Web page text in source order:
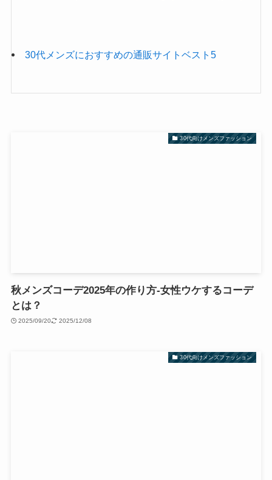
30代メンズにおすすめの通販サイトベスト5
30代向けメンズファッション
秋メンズコーデ2025年の作り方-女性ウケするコーデ
とは？
2025/09/20 2025/12/08
30代向けメンズファッション